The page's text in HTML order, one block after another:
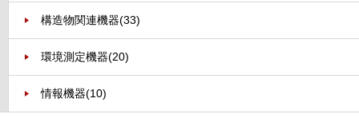
構造物関連機器(33)
環境測定機器(20)
情報機器(10)